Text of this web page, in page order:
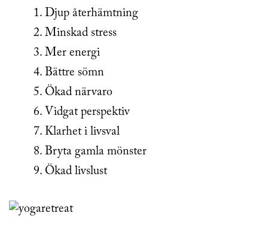
Djup återhämtning
Minskad stress
Mer energi
Bättre sömn
Ökad närvaro
Vidgat perspektiv
Klarhet i livsval
Bryta gamla mönster
Ökad livslust